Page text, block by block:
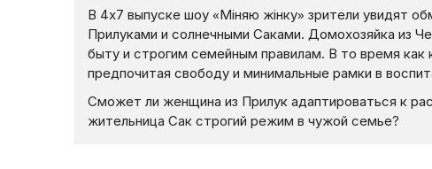
В 4x7 выпуске шоу «Міняю жінку» зрители увидят
Прилуками и солнечными Саками. Домохозяйка из
быту и строгим семейным правилам. В то время
предпочитая свободу и минимальные рамки в
Сможет ли женщина из Прилук адаптироваться к
жительница Сак строгий режим в чужой семье?